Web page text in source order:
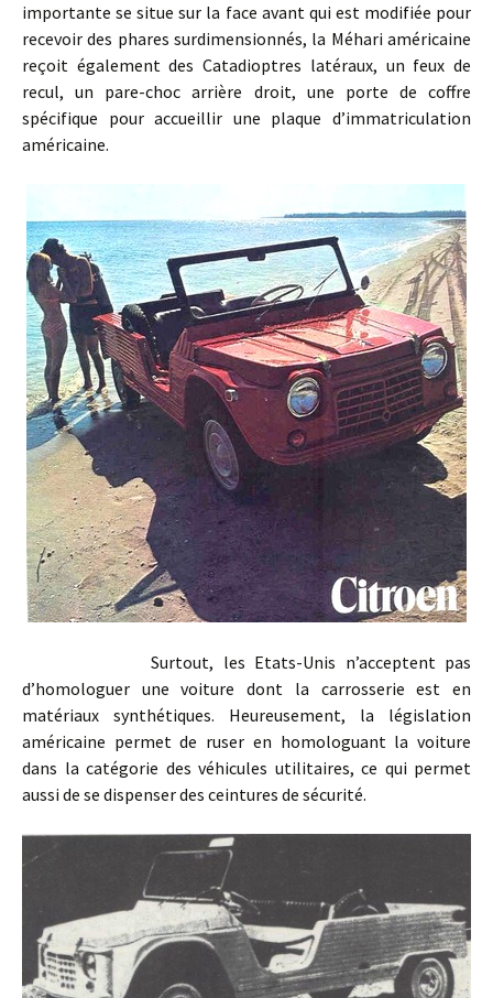
importante se situe sur la face avant qui est modifiée pour
recevoir des phares surdimensionnés, la Méhari américaine
reçoit également des Catadioptres latéraux, un feux de
recul, un pare-choc arrière droit, une porte de coffre
spécifique pour accueillir une plaque d’immatriculation
américaine.
Surtout, les Etats-Unis n’acceptent pas
d’homologuer une voiture dont la carrosserie est en
matériaux synthétiques. Heureusement, la législation
américaine permet de ruser en homologuant la voiture
dans la catégorie des véhicules utilitaires, ce qui permet
aussi de se dispenser des ceintures de sécurité.